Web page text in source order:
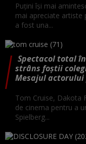
Puțini își mai
mai apreciate artiste
a fost una...
Spectacol total
strâns foștii
Mesajul
Tom Cruise, Dakota
de cinema pentru a
Spielberg...